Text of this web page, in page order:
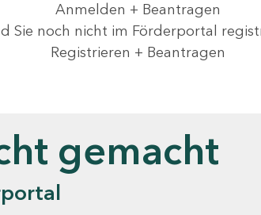
Anmelden + Beantragen
Sie noch nicht im Förderportal
Registrieren + Beantragen
gemacht